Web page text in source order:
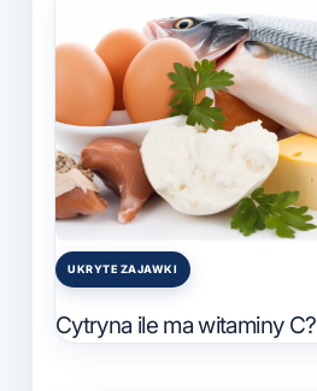
Posted
UKRYTE ZAJAWKI
Cytryna ile ma witaminy C?